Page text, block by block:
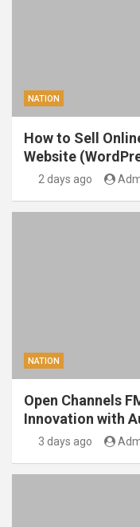
NATION
How to Sell
Website
2 days ago
NATION
Open Channels
Innovation with
3 days ago